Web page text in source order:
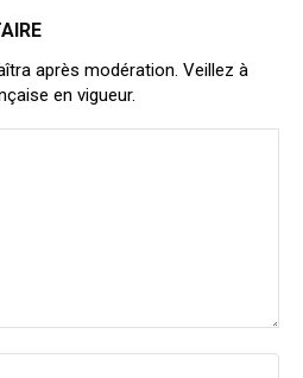
après modération. Veillez à
en vigueur.